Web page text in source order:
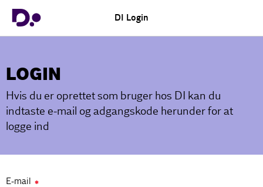
DI Login
LOGIN
Hvis du er oprettet som bruger hos DI kan du
indtaste e-mail og adgangskode herunder for at
logge ind
E-mail ✱